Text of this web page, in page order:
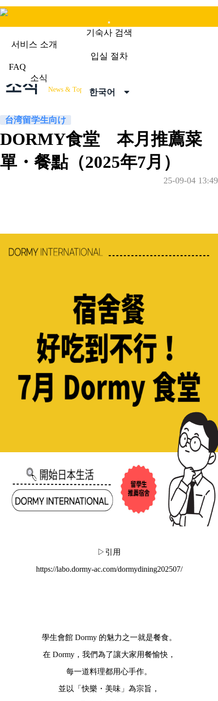
Mobile
Menu
기숙사 검색
서비스 소개
입실 절차
FAQ
소식
한국어
소식 News & Topics
台湾留学生向け
DORMY食堂 本月推薦菜
單・餐點（2025年7月）
25-09-04 13:49
▷引用
https://labo.dormy-ac.com/dormydining202507/
學生會館 Dormy 的魅力之一就是餐食。
在 Dormy，我們為了讓大家用餐愉快，
每一道料理都用心手作。
並以「快樂・美味」為宗旨，